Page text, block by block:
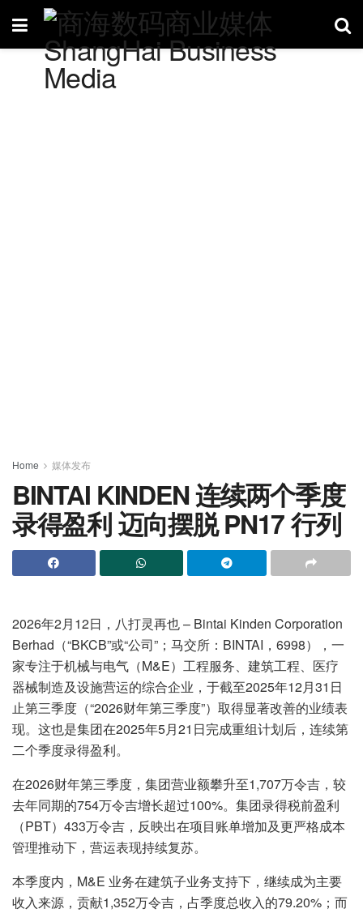
Home 媒体发布
BINTAI KINDEN 连续两个季度
录得盈利 迈向摆脱 PN17 行列
2026年2月12日，八打灵再也 – Bintai Kinden Corporation
Berhad（“BKCB”或“公司”；马交所：BINTAI，6998），一
家专注于机械与电气（M&E）工程服务、建筑工程、医疗
器械制造及设施营运的综合企业，于截至2025年12月31日
止第三季度（“2026财年第三季度”）取得显著改善的业绩表
现。这也是集团在2025年5月21日完成重组计划后，连续第
二个季度录得盈利。
在2026财年第三季度，集团营业额攀升至1,707万令吉，较
去年同期的754万令吉增长超过100%。集团录得税前盈利
（PBT）433万令吉，反映出在项目账单增加及更严格成本
管理推动下，营运表现持续复苏。
本季度内，M&E 业务在建筑子业务支持下，继续成为主要
收入来源，贡献1,352万令吉，占季度总收入的79.20%；而